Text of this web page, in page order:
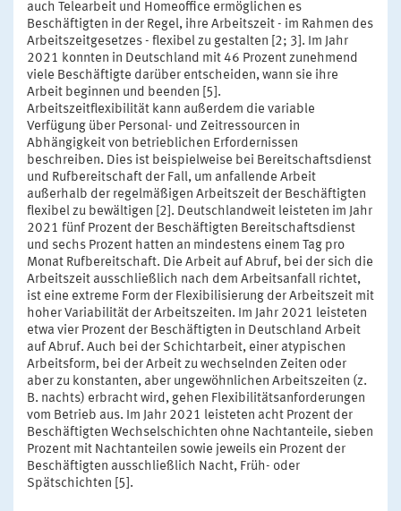
auch Telearbeit und Homeoffice ermöglichen es
Beschäftigten in der Regel, ihre Arbeitszeit - im Rahmen des
Arbeitszeitgesetzes - flexibel zu gestalten [2; 3]. Im Jahr
2021 konnten in Deutschland mit 46 Prozent zunehmend
viele Beschäftigte darüber entscheiden, wann sie ihre
Arbeit beginnen und beenden [5].
Arbeitszeitflexibilität kann außerdem die variable
Verfügung über Personal- und Zeitressourcen in
Abhängigkeit von betrieblichen Erfordernissen
beschreiben. Dies ist beispielweise bei Bereitschaftsdienst
und Rufbereitschaft der Fall, um anfallende Arbeit
außerhalb der regelmäßigen Arbeitszeit der Beschäftigten
flexibel zu bewältigen [2]. Deutschlandweit leisteten im Jahr
2021 fünf Prozent der Beschäftigten Bereitschaftsdienst
und sechs Prozent hatten an mindestens einem Tag pro
Monat Rufbereitschaft. Die Arbeit auf Abruf, bei der sich die
Arbeitszeit ausschließlich nach dem Arbeitsanfall richtet,
ist eine extreme Form der Flexibilisierung der Arbeitszeit mit
hoher Variabilität der Arbeitszeiten. Im Jahr 2021 leisteten
etwa vier Prozent der Beschäftigten in Deutschland Arbeit
auf Abruf. Auch bei der Schichtarbeit, einer atypischen
Arbeitsform, bei der Arbeit zu wechselnden Zeiten oder
aber zu konstanten, aber ungewöhnlichen Arbeitszeiten (z.
B. nachts) erbracht wird, gehen Flexibilitätsanforderungen
vom Betrieb aus. Im Jahr 2021 leisteten acht Prozent der
Beschäftigten Wechselschichten ohne Nachtanteile, sieben
Prozent mit Nachtanteilen sowie jeweils ein Prozent der
Beschäftigten ausschließlich Nacht, Früh- oder
Spätschichten [5].